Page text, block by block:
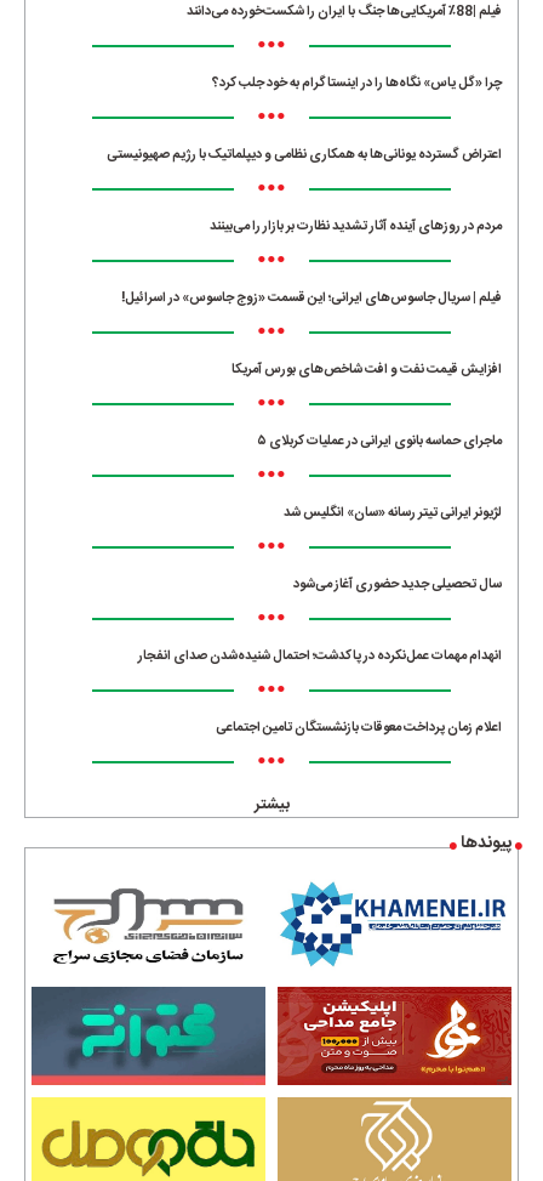
فیلم |88٪ آمریکایی‌ها جنگ با ایران را شکست‌خورده می‌دانند
•••
چرا «گل یاس» نگاه‌ها را در اینستاگرام به خود جلب کرد؟
•••
اعتراض گسترده یونانی‌ها به همکاری نظامی و دیپلماتیک با رژیم صهیونیستی
•••
مردم در روزهای آینده آثار تشدید نظارت بر بازار را می‌بینند
•••
فیلم | سریال جاسوس‌های ایرانی؛ این قسمت «زوج جاسوس» در اسرائیل!
•••
افزایش قیمت نفت و افت شاخص‌های بورس آمریکا
•••
ماجرای حماسه‌ بانوی ایرانی در عملیات کربلای ۵
•••
لژیونر ایرانی تیتر رسانه «سان» انگلیس شد
•••
سال تحصیلی جدید حضوری آغاز می‌شود
•••
انهدام مهمات عمل‌نکرده در پاکدشت؛ احتمال شنیده‌شدن صدای انفجار
•••
اعلام زمان پرداخت معوقات بازنشستگان تامین اجتماعی
•••
بیشتر
پیوندها